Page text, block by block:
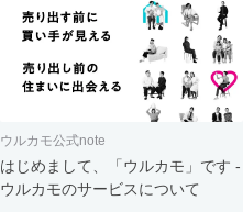
ウルカモ公式note
はじめまして、「ウルカモ」です -
ウルカモのサービスについて